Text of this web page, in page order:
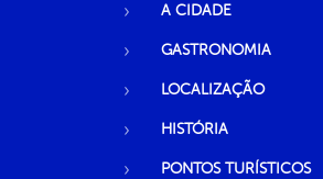
A CIDADE
GASTRONOMIA
LOCALIZAÇÃO
HISTÓRIA
PONTOS TURÍSTICOS